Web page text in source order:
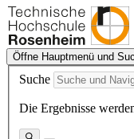
Öffne Hauptmenü und
Suche
Die Ergebnisse